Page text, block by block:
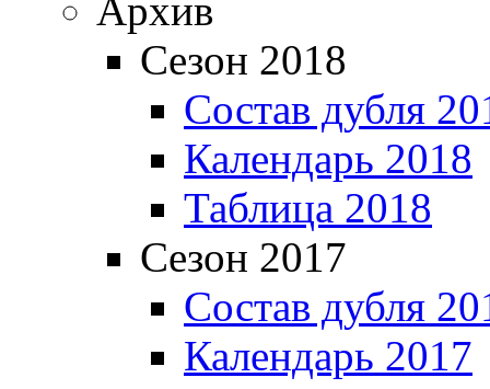
Архив
Сезон 2018
Состав дубля
Календарь 2018
Таблица 2018
Сезон 2017
Состав дубля
Календарь 2017